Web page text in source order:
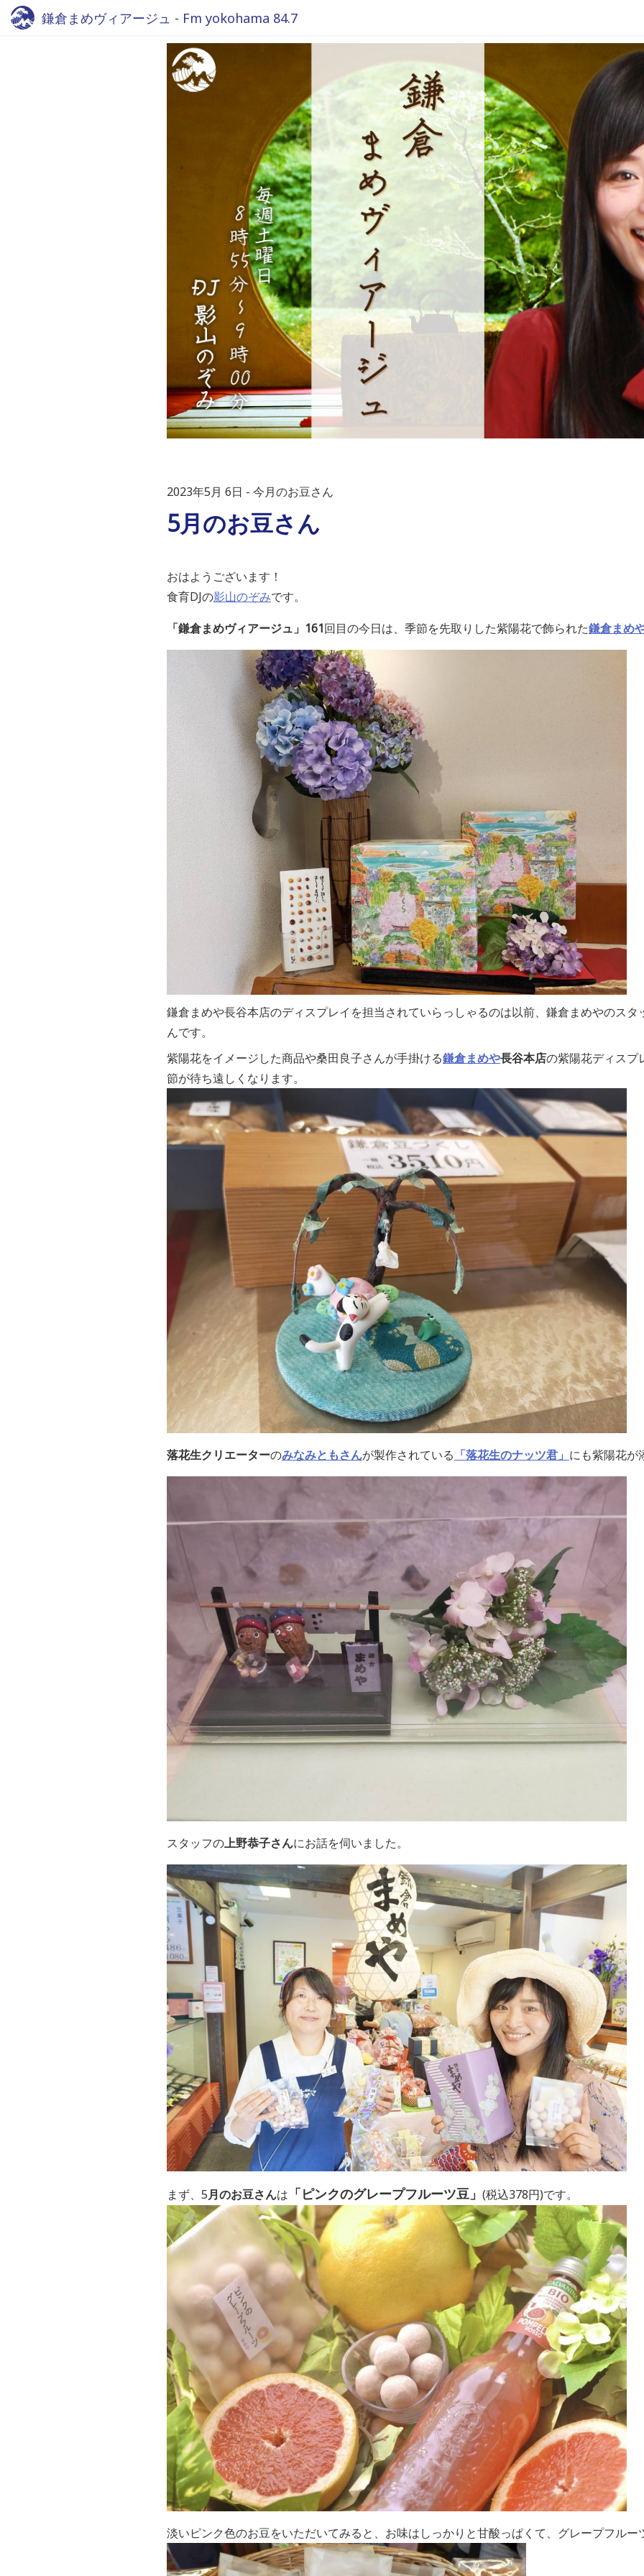
鎌倉まめヴィアージュ - Fm yokohama 84.7
2023年5月 6日 今月のお豆さん
5月のお豆さん
おはようございます！
食育DJの影山のぞみです。
「鎌倉まめヴィアージュ」161回目の今日は、季節を先取りした紫陽花で飾られた鎌倉まめ
鎌倉まめや長谷本店のディスプレイを担当されていらっしゃるのは以前、鎌倉まめやのスタ
んです。
紫陽花をイメージした商品や桑田良子さんが手掛ける鎌倉まめや長谷本店の紫陽花ディスプ
節が待ち遠しくなります。
落花生クリエーターのみなみともさんが製作されている 「落花生のナッツ君」 にも紫陽花が
スタッフの上野恭子さんにお話を伺いました。
まず、5月のお豆さんは 「ピンクのグレープフルーツ豆」 (税込378円)です。
淡いピンク色のお豆をいただいてみると、お味はしっかりと甘酸っぱくて、グレープフルー